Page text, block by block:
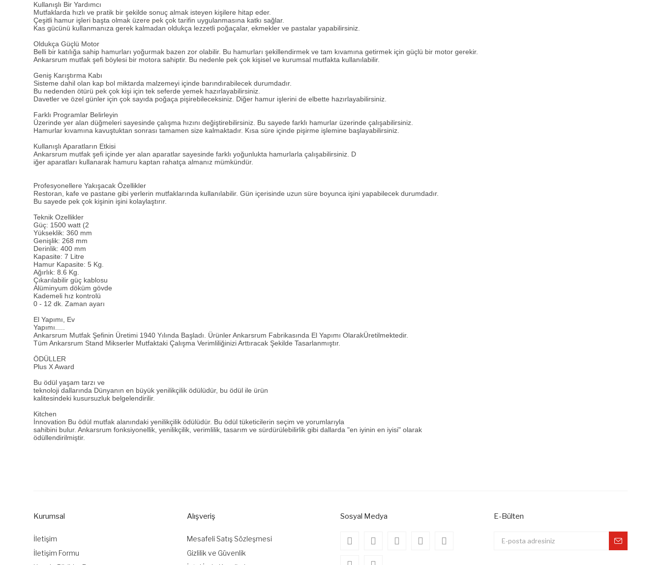
Kullanışlı Bir Yardımcı
Mutfaklarda hızlı ve pratik bir şekilde sonuç almak isteyen kişilere hitap eder.
Çeşitli hamur işleri başta olmak üzere pek çok tarifin uygulanmasına katkı sağlar.
Kas gücünü kullanmanıza gerek kalmadan oldukça lezzetli poğaçalar, ekmekler ve pastalar yapabilirsiniz.
Oldukça Güçlü Motor
Belli bir katılığa sahip hamurları yoğurmak bazen zor olabilir. Bu hamurları şekillendirmek ve tam kıvamına getirmek için güçlü bir motor gerekir.
Ankarsrum mutfak şefi böylesi bir motora sahiptir. Bu nedenle pek çok kişisel ve kurumsal mutfakta kullanılabilir.
Geniş Karıştırma Kabı
Sisteme dahil olan kap bol miktarda malzemeyi içinde barındırabilecek durumdadır.
Bu nedenden ötürü pek çok kişi için tek seferde yemek hazırlayabilirsiniz.
Davetler ve özel günler için çok sayıda poğaça pişirebileceksiniz. Diğer hamur işlerini de elbette hazırlayabilirsiniz.
Farklı Programlar Belirleyin
Üzerinde yer alan düğmeleri sayesinde çalışma hızını değiştirebilirsiniz. Bu sayede farklı hamurlar üzerinde çalışabilirsiniz.
Hamurlar kıvamına kavuştuktan sonrası tamamen size kalmaktadır. Kısa süre içinde pişirme işlemine başlayabilirsiniz.
Kullanışlı Aparatların Etkisi
Ankarsrum mutfak şefi içinde yer alan aparatlar sayesinde farklı yoğunlukta hamurlarla çalışabilirsiniz. D
iğer aparatları kullanarak hamuru kaptan rahatça almanız mümkündür.
Profesyonellere Yakışacak Özellikler
Restoran, kafe ve pastane gibi yerlerin mutfaklarında kullanılabilir. Gün içerisinde uzun süre boyunca işini yapabilecek durumdadır.
Bu sayede pek çok kişinin işini kolaylaştırır.
Teknik Ozellikler
Güç: 1500 watt (2
Yükseklik: 360 mm
Genişlik: 268 mm
Derinlik: 400 mm
Kapasite: 7 Litre
Hamur Kapasite: 5 Kg.
Ağırlık: 8.6 Kg.
Çıkarılabilir güç kablosu
Alüminyum döküm gövde
Kademeli hız kontrolü
0 - 12 dk. Zaman ayarı
El Yapımı, Ev
Yapımı.....
Ankarsrum Mutfak Şefinin Üretimi 1940 Yılında Başladı. Ürünler Ankarsrum Fabrikasında El Yapımı OlarakÜretilmektedir.
Tüm Ankarsrum Stand Mikserler Mutfaktaki Çalışma Verimliliğinizi Arttıracak Şekilde Tasarlanmıştır.
ÖDÜLLER
Plus X Award
Bu ödül yaşam tarzı ve
teknoloji dallarında Dünyanın en büyük yenilikçilik ödülüdür, bu ödül ile ürün
kalitesindeki kusursuzluk belgelendirilir.
Kitchen
İnnovation Bu ödül mutfak alanındaki yenilikçilik ödülüdür. Bu ödül tüketicilerin seçim ve yorumlarıyla
sahibini bulur. Ankarsrum fonksiyonellik, yenilikçilik, verimlilik, tasarım ve sürdürülebilirlik gibi dallarda "en iyinin en iyisi" olarak
ödüllendirilmiştir.
Ürün bilgilerinde hatalar bulunuyor.
Bu ürüne benzer farklı alternatifler olmalı.
Kurumsal
İletişim
İletişim Formu
Alışveriş
Mesafeli Satış Sözleşmesi
Gizlilik ve Güvenlik
Sosyal Medya E-Bülten